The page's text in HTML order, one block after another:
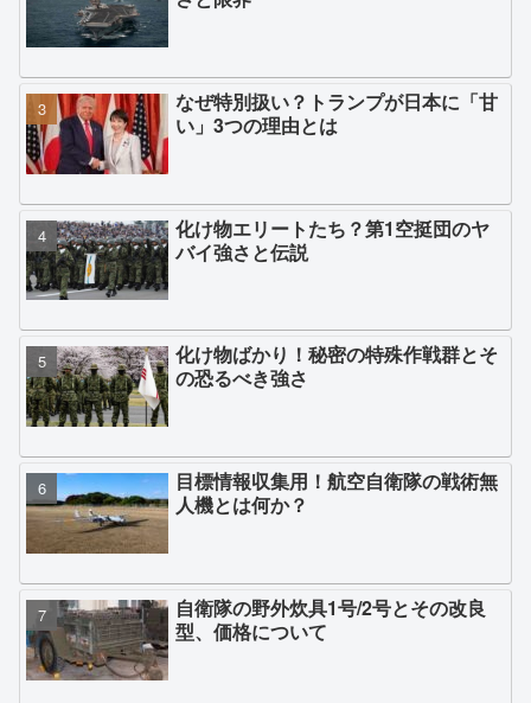
なぜ特別扱い？トランプが日本に「甘
い」3つの理由とは
化け物エリートたち？第1空挺団のヤ
バイ強さと伝説
化け物ばかり！秘密の特殊作戦群とそ
の恐るべき強さ
目標情報収集用！航空自衛隊の戦術無
人機とは何か？
自衛隊の野外炊具1号/2号とその改良
型、価格について